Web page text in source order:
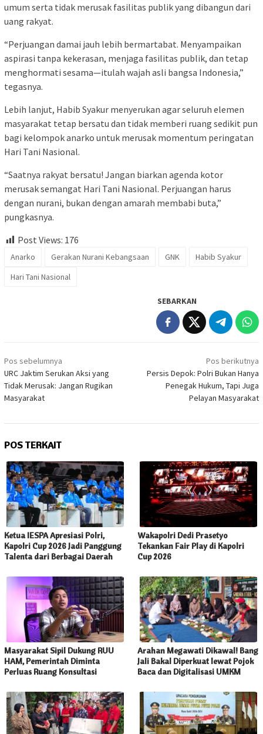
umum serta tidak merusak fasilitas publik yang dibangun dari
uang rakyat.
“Perjuangan damai jauh lebih bermartabat. Menyampaikan
aspirasi tanpa kekerasan, menjaga fasilitas publik, dan tetap
menghormati sesama—itulah wajah asli bangsa Indonesia,”
tegasnya.
Lebih lanjut, Habib Syakur menyerukan agar seluruh elemen
masyarakat tetap bersatu dan tidak memberi ruang sedikit pun
bagi kelompok anarko untuk merusak momentum peringatan
Hari Tani Nasional.
“Saatnya rakyat bersatu! Jangan biarkan agenda kotor
merusak semangat Hari Tani Nasional. Perjuangan harus
dengan nurani, bukan dengan amarah membabi buta,”
pungkasnya.
Post Views: 176
Anarko Gerakan Nurani Kebangsaan GNK
Habib Syakur
Hari Tani Nasional
SEBARKAN
Navigasi
pos
Pos sebelumnya
URC Jaktim Serukan Aksi yang
Tidak Merusak: Jangan Rugikan
Masyarakat
Pos berikutnya
Persis Depok: Polri Bukan Hanya
Penegak Hukum, Tapi Juga
Pelayan Masyarakat
POS TERKAIT
Ketua IESPA Apresiasi Polri,
Kapolri Cup 2026 Jadi Panggung
Talenta dari Berbagai Daerah
Wakapolri Dedi Prasetyo
Tekankan Fair Play di Kapolri
Cup 2026
Masyarakat Sipil Dukung RUU
HAM, Pemerintah Diminta
Perluas Ruang Konsultasi
Arahan Megawati Dikawal! Bang
Jali Bakal Diperkuat lewat Pojok
Baca dan Digitalisasi UMKM